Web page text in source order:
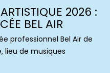
2026 :
BEL AIR
professionnel Bel Air de
lieu de musiques